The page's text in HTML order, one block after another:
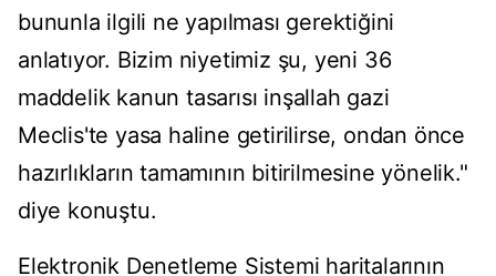
bununla ilgili ne yapılması gerektiğini
anlatıyor. Bizim niyetimiz şu, yeni 36
maddelik kanun tasarısı inşallah gazi
Meclis'te yasa haline getirilirse, ondan önce
hazırlıkların tamamının bitirilmesine yönelik."
diye konuştu.
Elektronik Denetleme Sistemi haritalarının